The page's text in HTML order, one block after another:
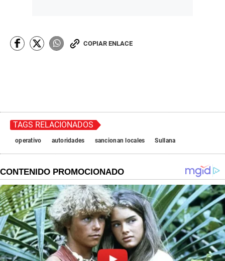
COPIAR ENLACE
TAGS RELACIONADOS
operativo autoridades sancionan locales Sullana